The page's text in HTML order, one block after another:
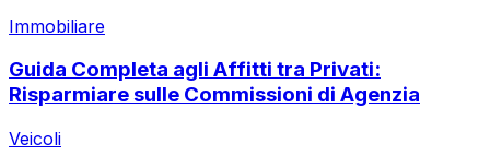
Immobiliare
Guida Completa agli Affitti tra Privati:
Risparmiare sulle Commissioni di Agenzia
Veicoli